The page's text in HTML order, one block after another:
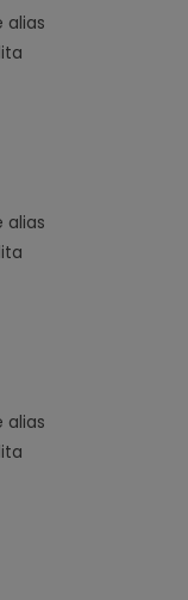
alias
alias
alias